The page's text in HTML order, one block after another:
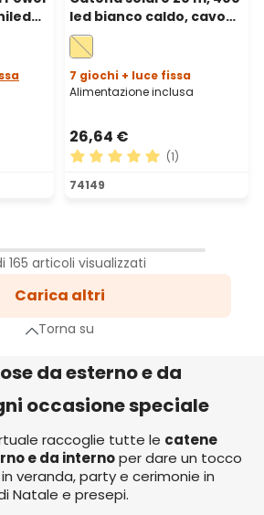
di 5 su 5 stelle
led bianco caldo, cavo
verde, Power Bank con
ricarica USB
7 giochi + luce fissa
Alimentazione inclusa
26,64 €
Valutazione media di 5 su
(1)
74149
165 articoli visualizzati
Carica altri
Torna su
da esterno e da
occasione speciale
raccoglie tutte le catene
e da internoper dare un tocco
veranda, party e cerimonie in
Natale e presepi.